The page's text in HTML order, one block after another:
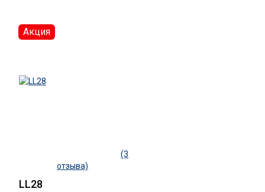
(3
отзыва)
LL28
Акция